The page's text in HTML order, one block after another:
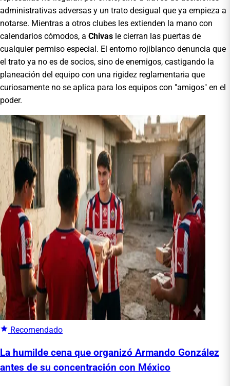
administrativas adversas y un trato desigual que ya empieza a
notarse. Mientras a otros clubes les extienden la mano con
calendarios cómodos, a Chivas le cierran las puertas de
cualquier permiso especial. El entorno rojiblanco denuncia que
el trato ya no es de socios, sino de enemigos, castigando la
planeación del equipo con una rigidez reglamentaria que
curiosamente no se aplica para los equipos con "amigos" en el
poder.
Recomendado
La humilde cena que organizó Armando González
antes de su concentración con México